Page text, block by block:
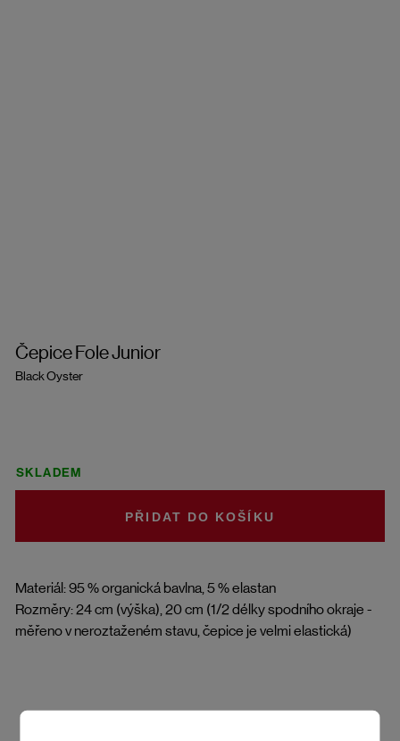
Čepice Fole Junior
Black Oyster
Materiál: 95 % organická bavlna, 5 % elastan
Rozměry: 24 cm (výška), 20 cm (1/2 délky spodního okraje -
měřeno v neroztaženém stavu, čepice je velmi elastická)
SKLADEM
DO KOŠÍKU